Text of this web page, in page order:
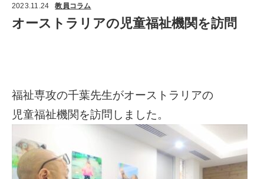
2023.11.24 教員コラム
オーストラリアの児童福祉機関を訪問
福祉専攻の千葉先生がオーストラリアの
児童福祉機関を訪問しました。